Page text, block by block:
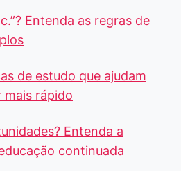
Entenda as regras de
de estudo que ajudam
mais rápido
Entenda a
continuada